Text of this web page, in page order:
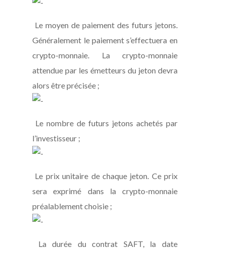
Le moyen de paiement des futurs jetons.
Généralement le paiement s’effectuera en
crypto-monnaie. La crypto-monnaie
attendue par les émetteurs du jeton devra
alors être précisée ;
Le nombre de futurs jetons achetés par
l’investisseur ;
Le prix unitaire de chaque jeton. Ce prix
sera exprimé dans la crypto-monnaie
préalablement choisie ;
La durée du contrat SAFT, la date